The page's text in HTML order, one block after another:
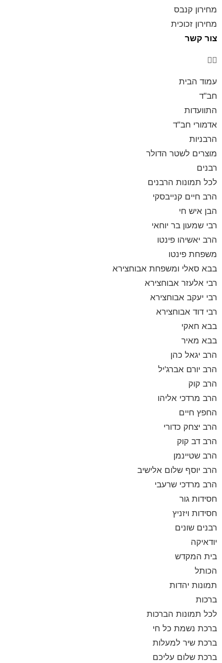
מחירון קנבס
מחירון זכוכית
צור קשר
עמוד הבית
חב"ד
התוועדות
אדמורי חב"ד
הרבניות
מוצרים לשטר הדולר
רבנים
לכל תמונות הרבנים
הרב חיים קנייבסקי
הבן איש חי
רבי שמעון בר יוחאי
הרב יאשיהו פינטו
משפחת פינטו
בבא סאלי ומשפחת אבוחצירא
רבי אלעזר אבוחצירא
רבי יעקב אבוחצירא
רבי דוד אבוחצירא
בבא חאקי
בבא מאיר
הרב יגאל כהן
הרב יורם אברג'יל
הרב קוק
הרב מרדכי אליהו
החפץ חיים
הרב יצחק כדורי
הרב דב קוק
הרב שטיינמן
הרב יוסף שלום אלישיב
הרב מרדכי שרעבי
חסידות גור
חסידות ויזניץ
רבנים שונים
יודאיקה
בית המקדש
הכותל
תמונות יהדות
ברכות
לכל תמונות הברכות
ברכת נשמת כל חי
ברכת שיר למעלות
ברכת שלום עליכם